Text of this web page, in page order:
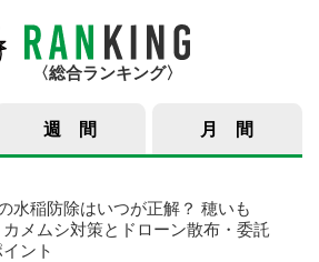
総合ランキング
週 間 月 間
水稲防除はいつが正解？ 穂いも
カメムシ対策とドローン散布・委託
ント